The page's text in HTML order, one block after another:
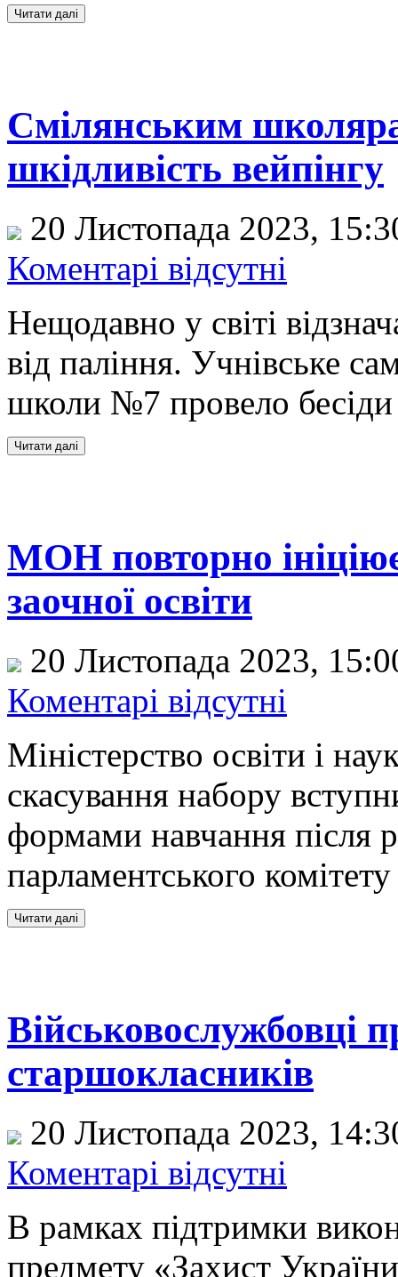
Смілянським
шкідливість вейпінгу
20 Листопада 2023,
Коментарі відсутні
Нещодавно у світі
від паління. Учнівське
школи №7 провело бесіди
МОН повторно
заочної освіти
20 Листопада 2023,
Коментарі відсутні
Міністерство освіти і
скасування набору
формами навчання після
парламентського комітету
Військовослужбовці
старшокласників
20 Листопада 2023,
Коментарі відсутні
В рамках підтримки
предмету «Захист